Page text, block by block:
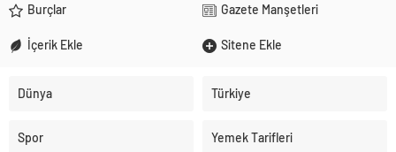
Burçlar Gazete Manşetleri
İçerik Ekle Sitene Ekle
Dünya Türkiye
Spor Yemek Tarifleri